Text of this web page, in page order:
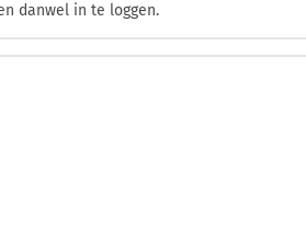
danwel in te loggen.